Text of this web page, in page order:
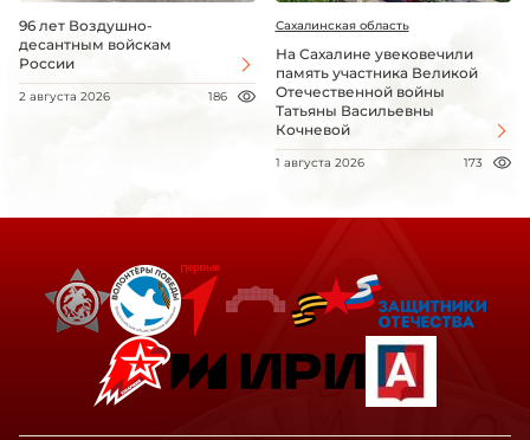
96 лет Воздушно-
десантным войскам
России
2 августа 2026 186
Сахалинская область
На Сахалине увековечили
память участника Великой
Отечественной войны
Татьяны Васильевны
Кочневой
1 августа 2026 173